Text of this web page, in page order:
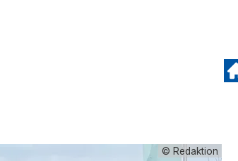
© Redaktion